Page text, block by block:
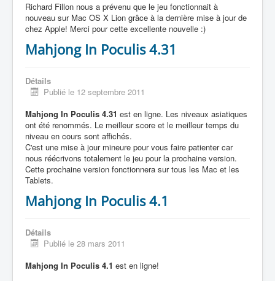
Richard Fillon nous a prévenu que le jeu fonctionnait à
nouveau sur Mac OS X Lion grâce à la dernière mise à jour de
chez Apple! Merci pour cette excellente nouvelle :)
Mahjong In Poculis 4.31
Détails
Publié le 12 septembre 2011
Mahjong In Poculis 4.31 est en ligne. Les niveaux asiatiques
ont été renommés. Le meilleur score et le meilleur temps du
niveau en cours sont affichés.
C'est une mise à jour mineure pour vous faire patienter car
nous réécrivons totalement le jeu pour la prochaine version.
Cette prochaine version fonctionnera sur tous les Mac et les
Tablets.
Mahjong In Poculis 4.1
Détails
Publié le 28 mars 2011
Mahjong In Poculis 4.1 est en ligne!